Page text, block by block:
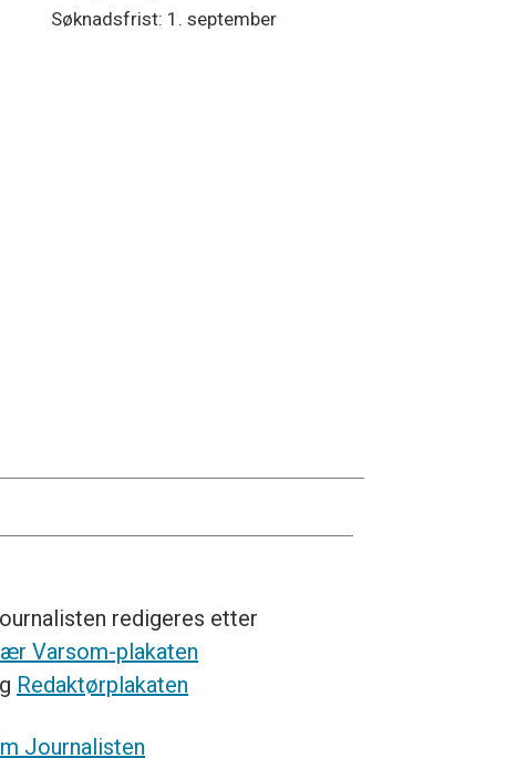
Søknadsfrist: 1. september
redigeres etter
Varsom-plakaten
Redaktørplakaten
Journalisten